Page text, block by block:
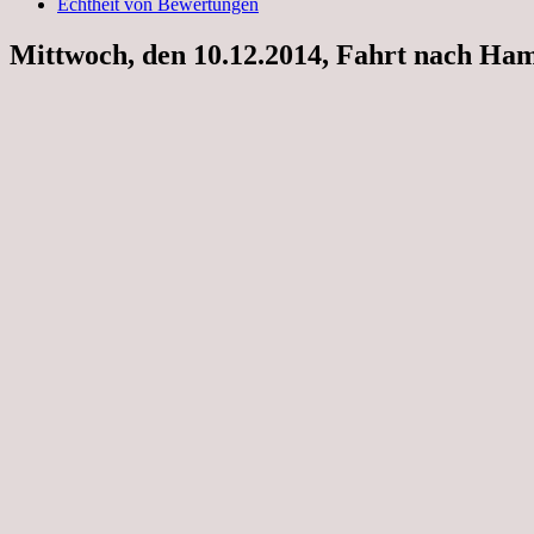
Echtheit von Bewertungen
Mittwoch, den 10.12.2014, Fahrt nach